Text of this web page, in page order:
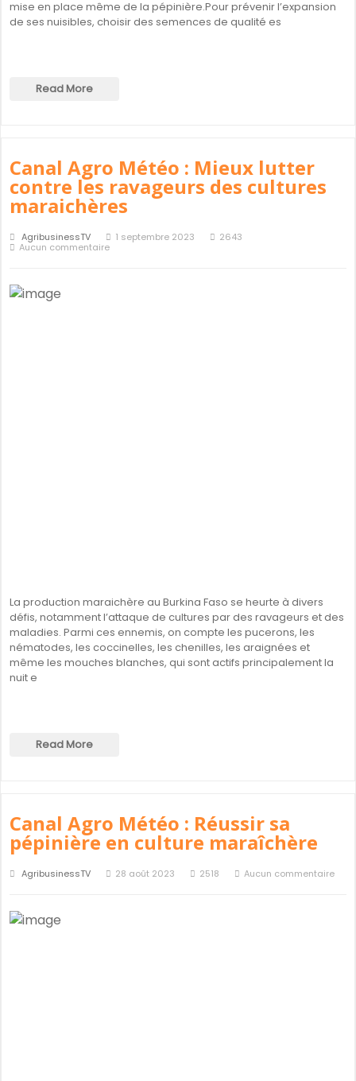
mise en place même de la pépinière.Pour prévenir l’expansion
de ses nuisibles, choisir des semences de qualité es
Read More
Canal Agro Météo : Mieux lutter
contre les ravageurs des cultures
maraichères
AgribusinessTV 1 septembre 2023
2643
Aucun commentaire
La production maraichère au Burkina Faso se heurte à divers
défis, notamment l’attaque de cultures par des ravageurs et des
maladies. Parmi ces ennemis, on compte les pucerons, les
nématodes, les coccinelles, les chenilles, les araignées et
même les mouches blanches, qui sont actifs principalement la
nuit e
Read More
Canal Agro Météo : Réussir sa
pépinière en culture maraîchère
AgribusinessTV 28 août 2023 2518 Aucun commentaire